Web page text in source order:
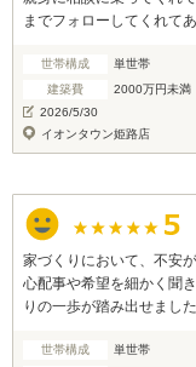
までフォローしてくれて
世帯構成
単世帯
建築費
2000万円未満
2026/5/30
イオンタウン姫路店
家づくりにおいて、不安
心配事や希望を細かく聞
りの一歩が踏み出せまし
た。 お世話になりました
世帯構成
単世帯